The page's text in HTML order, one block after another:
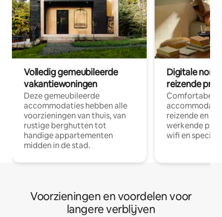
Volledig gemeubileerde
vakantiewoningen
Deze gemeubileerde
accommodaties hebben alle
voorzieningen van thuis, van
rustige berghutten tot
handige appartementen
midden in de stad.
Digitale
reizende
Comfortabele
reizende en
werkende
wifi en
Voorzieningen en voordelen voor
langere verblijven